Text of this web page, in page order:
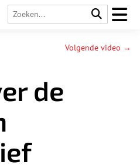
Volgende video →
de